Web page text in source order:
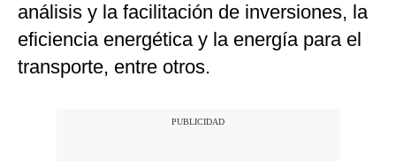
análisis y la facilitación de inversiones, la
eficiencia energética y la energía para el
transporte, entre otros.